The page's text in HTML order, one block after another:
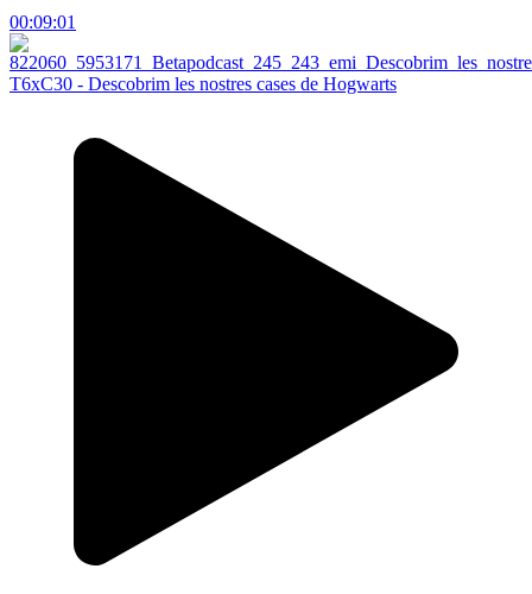
00:09:01
T6xC30 - Descobrim les nostres cases de Hogwarts